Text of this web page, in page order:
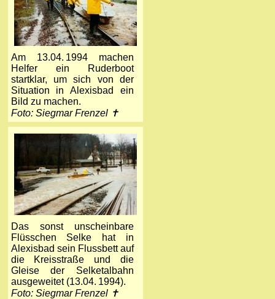
Am 13.04. 1994 machen
Helfer ein Ruderboot
startklar, um sich von der
Situation in Alexisbad ein
Bild zu machen.
Foto: Siegmar Frenzel ✝
Das sonst unscheinbare
Flüsschen Selke hat in
Alexisbad sein Flussbett auf
die Kreisstraße und die
Gleise der Selketalbahn
ausgeweitet (13.04. 1994).
Foto: Siegmar Frenzel ✝